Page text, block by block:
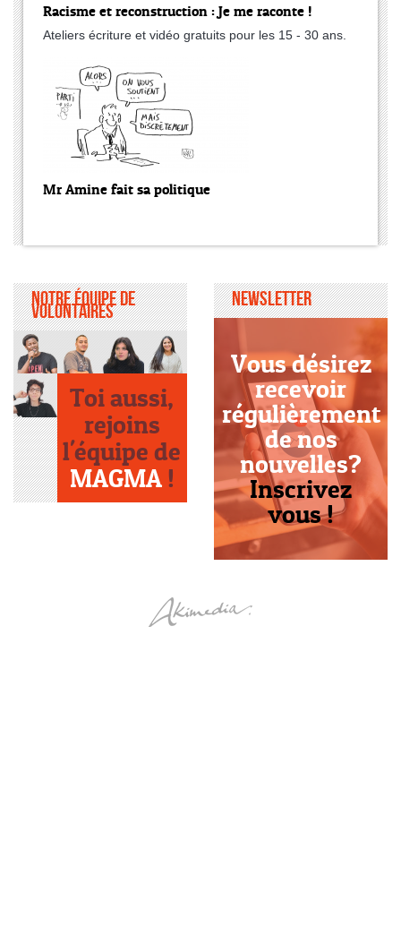
Racisme et reconstruction : Je me raconte !
Ateliers écriture et vidéo gratuits pour les 15 - 30 ans.
Mr Amine fait sa politique
Notre équipe de
volontaires
Toi aussi,
rejoins
l'équipe de
MAGMA !
Newsletter
Vous désirez
recevoir
régulièrement
de nos
nouvelles?
Inscrivez
vous !